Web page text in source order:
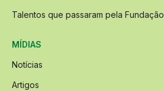
Talentos que passaram pela Fundação
MÍDIAS
Notícias
Artigos